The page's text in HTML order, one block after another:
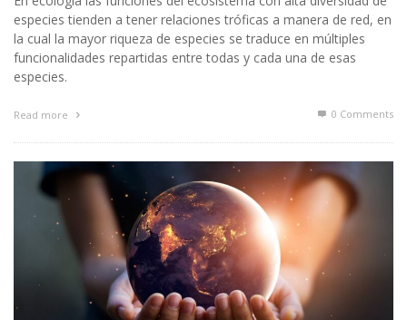
especies tienden a tener relaciones tróficas a manera de red, en
la cual la mayor riqueza de especies se traduce en múltiples
funcionalidades repartidas entre todas y cada una de esas
especies.
Read more 0 Comments